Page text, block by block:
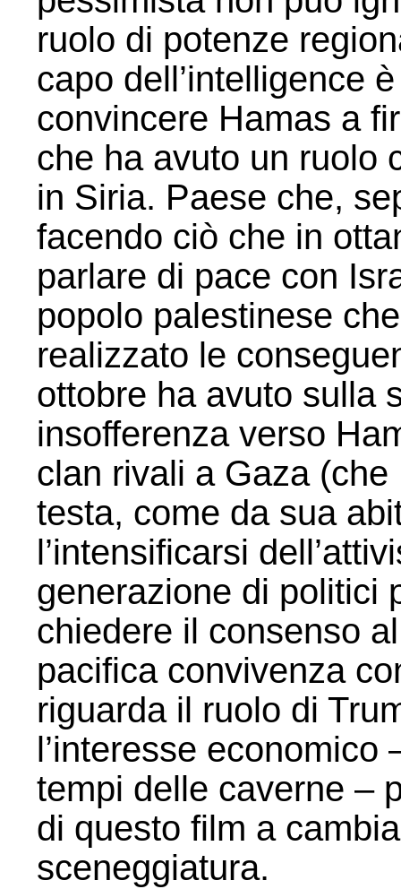
ruolo di potenze
capo dell’intelligence
convincere Hamas a
che ha avuto un ruolo
in Siria. Paese che,
facendo ciò che in
parlare di pace con
popolo palestinese
realizzato le
ottobre ha avuto sulla
insofferenza verso
clan rivali a Gaza
testa, come da sua
l’intensificarsi
generazione di politici
chiedere il consenso
pacifica convivenza
riguarda il ruolo di
l’interesse
tempi delle caverne –
di questo film a
sceneggiatura.